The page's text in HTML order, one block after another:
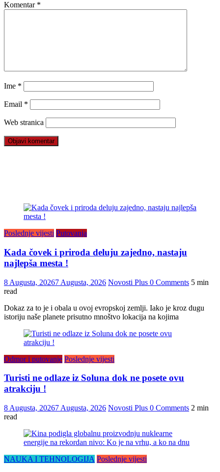
Komentar *
Ime *
Email *
Web stranica
Poslednje vijesti Putovanja
Kada čovek i priroda deluju zajedno, nastaju
najlepša mesta !
8 Augusta, 20267 Augusta, 2026 Novosti Plus 0 Comments 5 min
read
Dokaz za to je i obala u ovoj evropskoj zemlji. Iako je kroz dugu
istoriju naše planete prisutno mnoštvo lokacija na kojima
Odmor i putovanje Poslednje vijesti
Turisti ne odlaze iz Soluna dok ne posete ovu
atrakciju !
8 Augusta, 20267 Augusta, 2026 Novosti Plus 0 Comments 2 min
read
NAUKA I TEHNOLOGIJA Poslednje vijesti